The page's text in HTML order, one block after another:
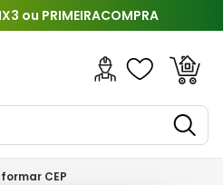
ou PRIMEIRACOMPRA
CEP